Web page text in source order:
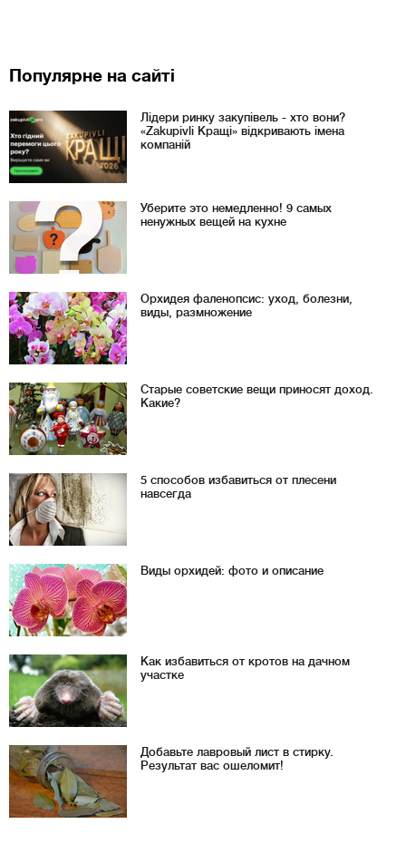
Популярне на сайті
Лідери ринку закупівель - хто вони?
«Zakupivli Кращі» відкривають імена
компаній
Уберите это немедленно! 9 самых
ненужных вещей на кухне
Орхидея фаленопсис: уход, болезни,
виды, размножение
Старые советские вещи приносят доход.
Какие?
5 способов избавиться от плесени
навсегда
Виды орхидей: фото и описание
Как избавиться от кротов на дачном
участке
Добавьте лавровый лист в стирку.
Результат вас ошеломит!